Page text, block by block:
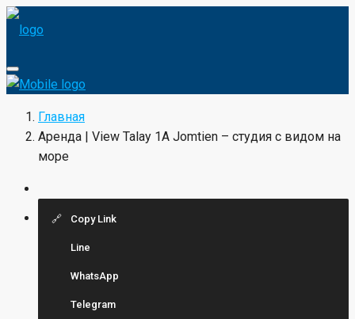
Главная
Аренда | View Talay 1A Jomtien – студия с видом на
море
Copy Link
Line
WhatsApp
Telegram